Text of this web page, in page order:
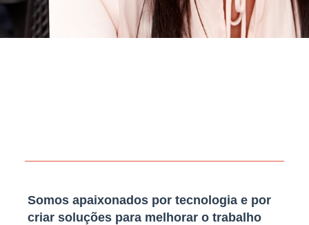
Somos apaixonados por tecnologia e por
criar soluções para melhorar o trabalho